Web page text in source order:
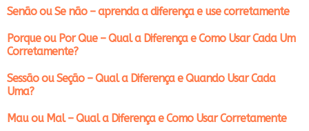
Senão ou Se não – aprenda a diferença e use corretamente
Porque ou Por Que – Qual a Diferença e Como Usar Cada Um
Corretamente?
Sessão ou Seção – Qual a Diferença e Quando Usar Cada
Uma?
Mau ou Mal – Qual a Diferença e Como Usar Corretamente